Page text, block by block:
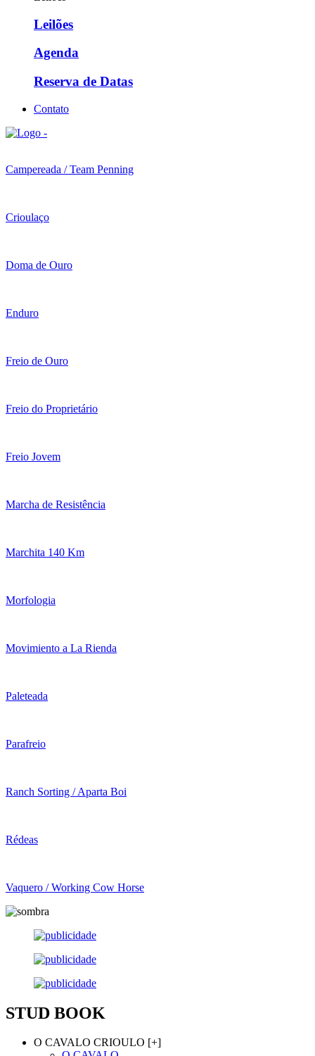
Leilões
Agenda
Reserva de Datas
Contato
Campereada / Team Penning
Crioulaço
Doma de Ouro
Enduro
Freio de Ouro
Freio do Proprietário
Freio Jovem
Marcha de Resistência
Marchita 140 Km
Morfologia
Movimiento a La Rienda
Paleteada
Parafreio
Ranch Sorting / Aparta Boi
Rédeas
Vaquero / Working Cow Horse
STUD BOOK
O CAVALO CRIOULO [+]